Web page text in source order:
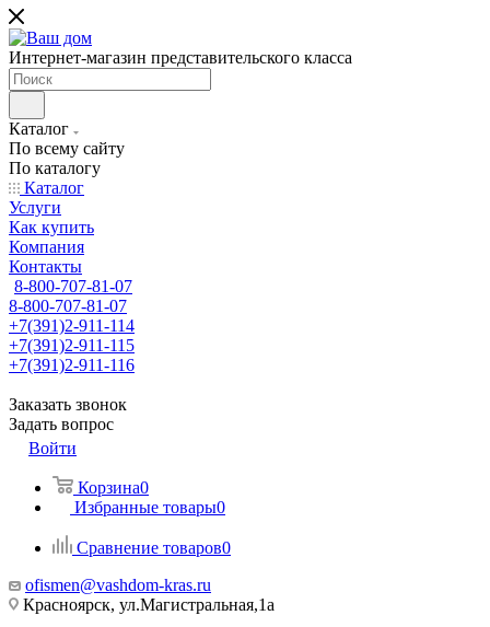
Интернет-магазин представительского класса
Каталог
По всему сайту
По каталогу
Каталог
Услуги
Как купить
Компания
Контакты
8-800-707-81-07
8-800-707-81-07
+7(391)2-911-114
+7(391)2-911-115
+7(391)2-911-116
Заказать звонок
Задать вопрос
Войти
Корзина0
Избранные товары0
Сравнение товаров0
ofismen@vashdom-kras.ru
Красноярск, ул.Магистральная,1а